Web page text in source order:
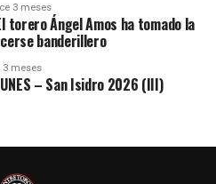
3 meses
torero Ángel Amos ha tomado la
banderillero
3 meses
– San Isidro 2026 (III)